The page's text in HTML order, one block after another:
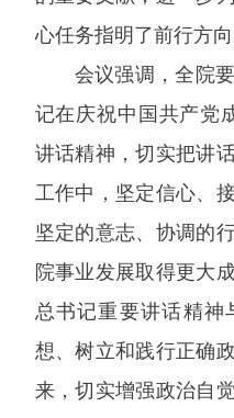
心任务指明了前行方向
会议强调，全院
记在庆祝中国共产党
讲话精神，切实把讲
工作中，坚定信心、
坚定的意志、协调的
院事业发展取得更大
总书记重要讲话精神
想、树立和践行正确
来，切实增强政治自